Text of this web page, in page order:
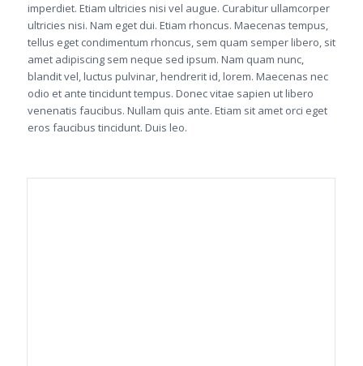
imperdiet. Etiam ultricies nisi vel augue. Curabitur ullamcorper
ultricies nisi. Nam eget dui. Etiam rhoncus. Maecenas tempus,
tellus eget condimentum rhoncus, sem quam semper libero, sit
amet adipiscing sem neque sed ipsum. Nam quam nunc,
blandit vel, luctus pulvinar, hendrerit id, lorem. Maecenas nec
odio et ante tincidunt tempus. Donec vitae sapien ut libero
venenatis faucibus. Nullam quis ante. Etiam sit amet orci eget
eros faucibus tincidunt. Duis leo.